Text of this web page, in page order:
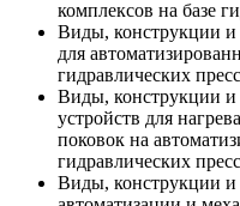
комплексов на базе
Виды, конструкции и
для
гидравлических
Виды, конструкции и
устройств для
поковок на
гидравлических
Виды, конструкции и